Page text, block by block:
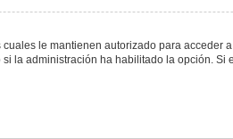
le mantienen autorizado para
la administración ha habilitado la opción.